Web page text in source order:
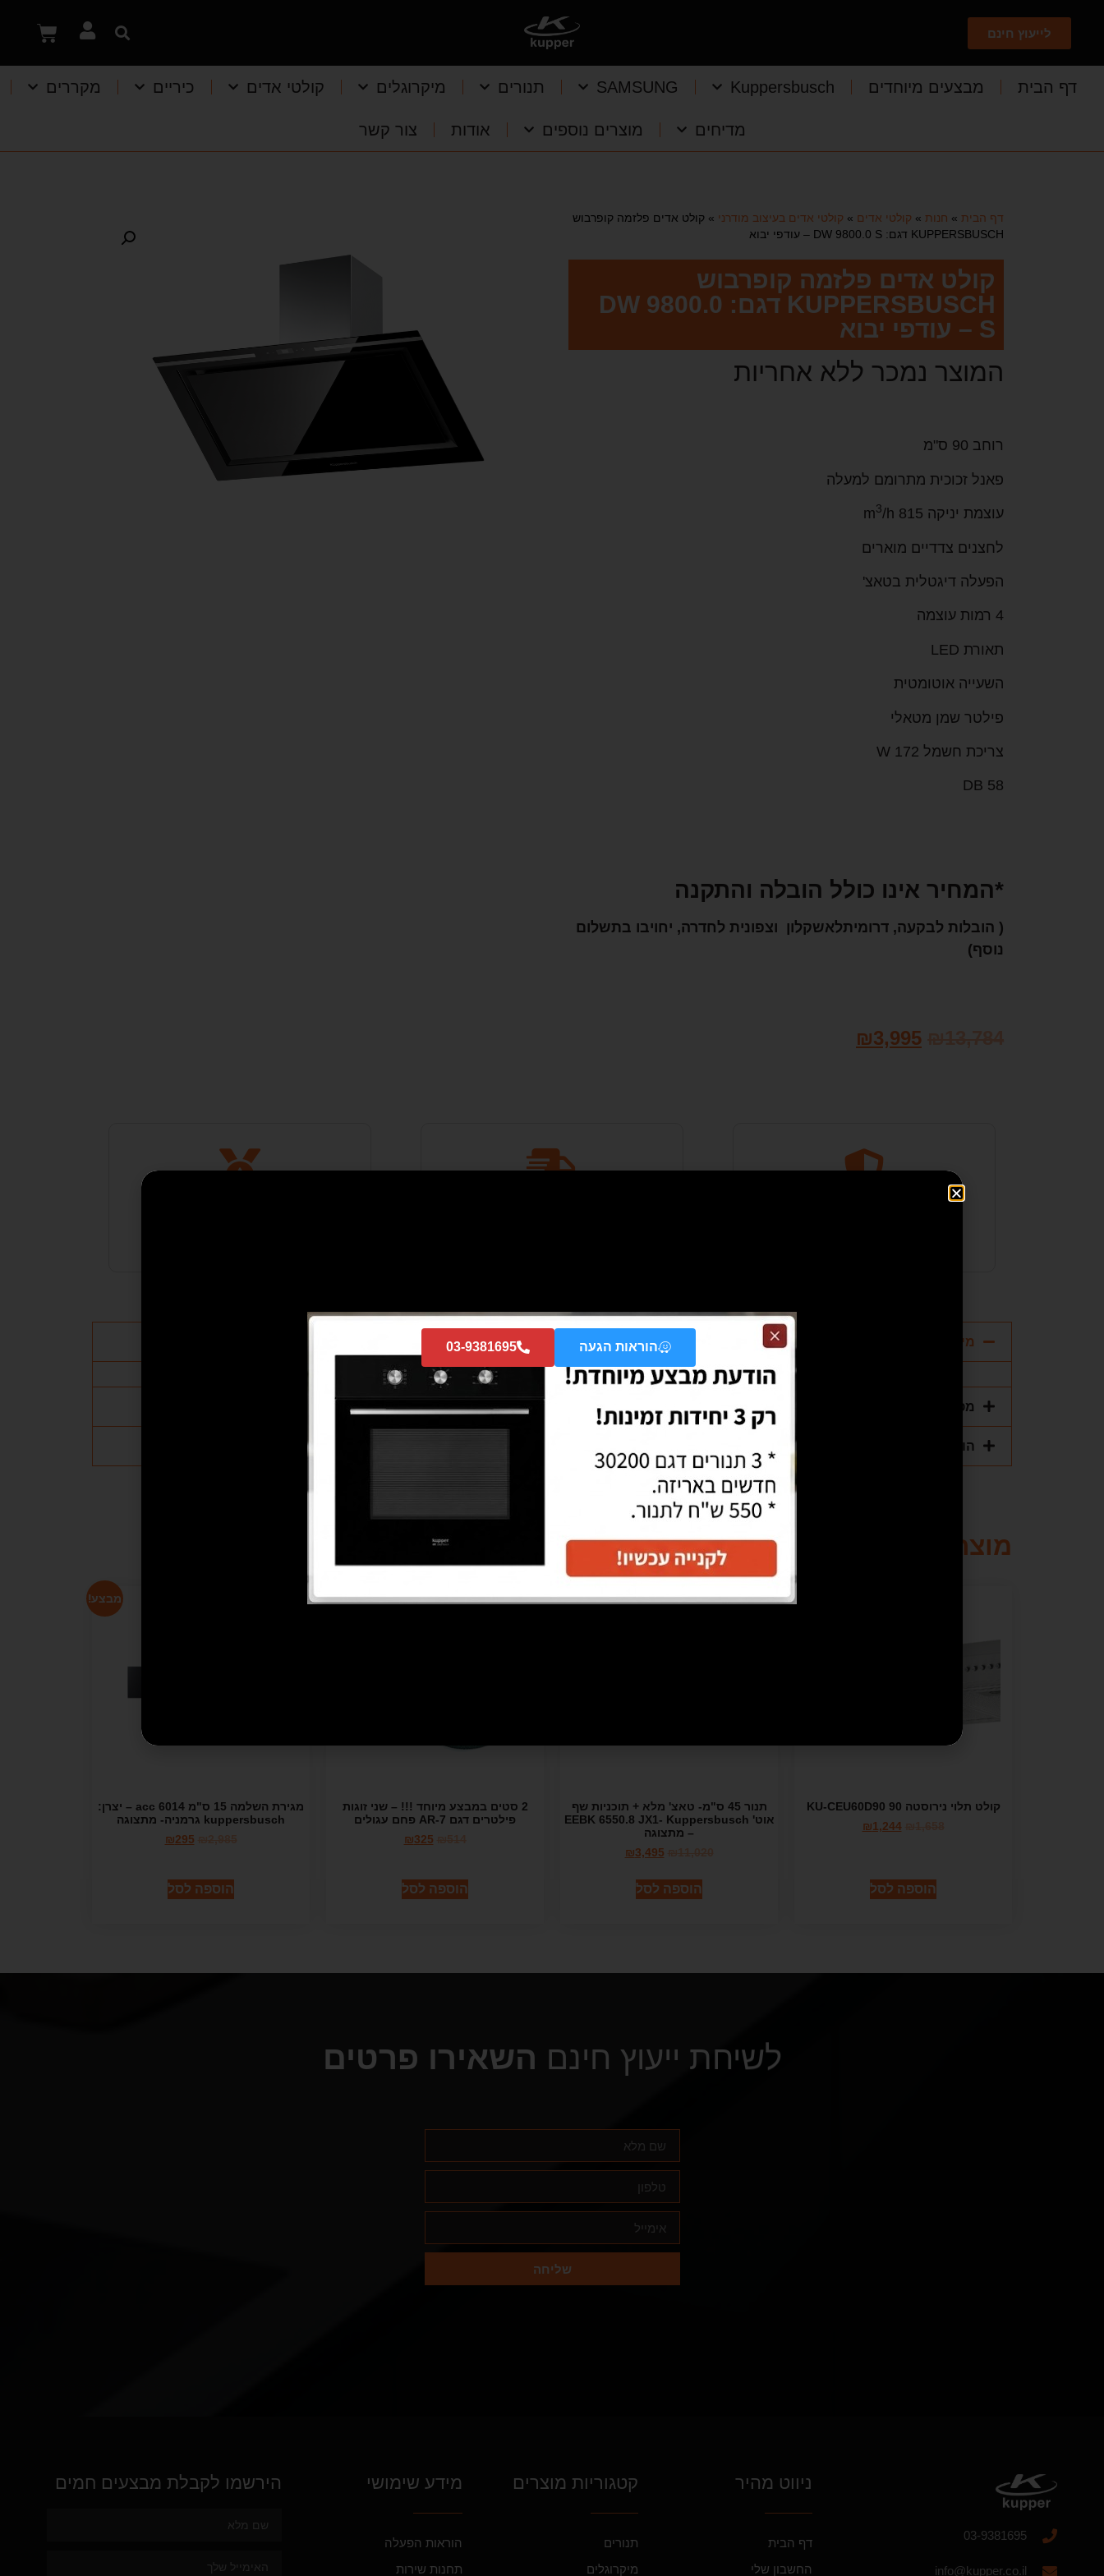
לייעוץ חינם
דף הבית מבצעים מיוחדים Kuppersbusch
SAMSUNG תנורים מיקרוגלים קולטי אדים כיריים מקררים
מדיחים מוצרים נוספים אודות צור קשר
דף הבית » חנות » קולטי אדים » קולטי אדים בעיצוב מודרני » קולט אדים פלזמה קופרבוש
KUPPERSBUSCH דגם: DW 9800.0 S – עודפי יבוא
קולט אדים פלזמה קופרבוש
KUPPERSBUSCH דגם: DW 9800.0
S – עודפי יבוא
המוצר נמכר ללא אחריות
רוחב 90 ס"מ
פאנל זכוכית מתרומם למעלה
עוצמת יניקה 815 m 3/h
לחצנים צדדיים מוארים
הפעלה דיגטלית בטאצ'
4 רמות עוצמה
תאורת LED
השעייה אוטומטית
פילטר שמן מטאלי
צריכת חשמל 172 W
58 DB
*המחיר אינו כולל הובלה והתקנה
( הובלות לבקעה, דרומיתלאשקלון וצפונית לחדרה, יחויבו בתשלום
נוסף)
₪3,995
מידות
מפרט טכני
הוראות הפעלה
מוצרים קשורים
מבצע!
קולט תלוי נירוסטה 90 KU-CEU60D90
₪1,244
הוספה לסל
מבצע!
תנור 45 ס"מ- טאצ' מלא + תוכניות שף
אוט' EEBK 6550.8 JX1- Kuppersbusch
– מתצוגה
₪3,495
הוספה לסל
מבצע!
2 סטים במבצע מיוחד !!! – שני זוגות
פילטרים דגם 7-AR פחם עגולים
₪325
הוספה לסל
מבצע!
מגירת השלמה 15 ס"מ acc 6014 – יצרן:
kuppersbusch גרמניה- מתצוגה
₪295
הוספה לסל
לשיחת ייעוץ חינם השאירו פרטים
שליחה
03-9381695
info@kupper.co.il
ניווט מהיר
דף הבית
החשבון שלי
קטגוריות מוצרים
תנורים
מיקרוגלים
מידע שימושי
הוראות הפעלה
תחנות שירות
הירשמו לקבלת מבצעים חמים
הוראות הגעה 03-9381695